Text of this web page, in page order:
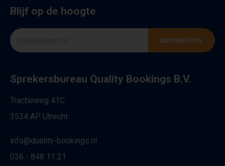
Blijf op de hoogte
aanmelden
Sprekersbureau Quality Bookings B.V.
Tractieweg 41C
3534 AP Utrecht
info@quality-bookings.nl
036 - 848 11 21